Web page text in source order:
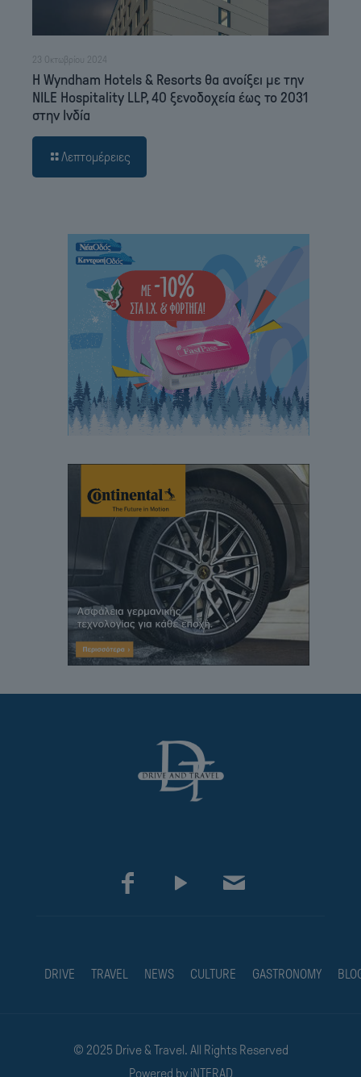
23 Οκτωβρίου 2024
Η Wyndham Hotels & Resorts θα ανοίξει με την
NILE Hospitality LLP, 40 ξενοδοχεία έως το 2031
στην Ινδία
Λεπτομέρειες
DRIVE TRAVEL NEWS CULTURE GASTRONOMY
© 2025 Drive & Travel. All Rights Reserved
Powered by iNTERAD